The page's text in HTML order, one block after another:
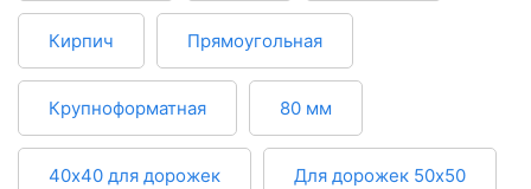
Кирпич Прямоугольная
Крупноформатная 80 мм
40х40 для дорожек Для дорожек 50х50